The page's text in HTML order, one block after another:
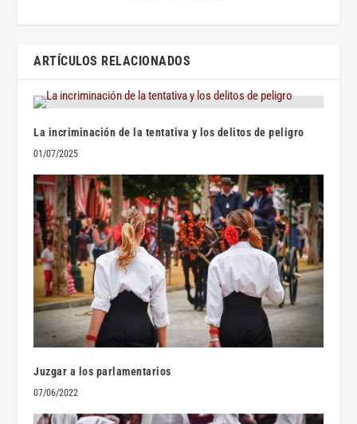
ARTÍCULOS RELACIONADOS
La incriminación de la tentativa y los delitos de peligro
01/07/2025
Juzgar a los parlamentarios
07/06/2022